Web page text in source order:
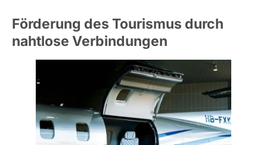
Förderung des Tourismus durch
nahtlose Verbindungen